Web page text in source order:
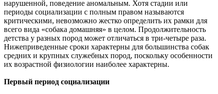
нарушенной, поведение аномальным. Хотя стадии или
периоды социализации с полным правом называются
критическими, невозможно жестко определить их рамки для
всего вида «собака домашняя» в целом. Продолжительность
детства у разных пород может отличаться в три-четыре раза.
Нижеприведенные сроки характерны для большинства собак
средних и крупных служебных пород, поскольку особенности
их возрастной физиологии наиболее характерны.
Первый период социализации